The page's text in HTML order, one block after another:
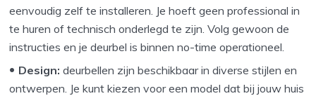
eenvoudig zelf te installeren. Je hoeft geen professional in
te huren of technisch onderlegd te zijn. Volg gewoon de
instructies en je deurbel is binnen no-time operationeel.
Design: deurbellen zijn beschikbaar in diverse stijlen en
ontwerpen. Je kunt kiezen voor een model dat bij jouw huis